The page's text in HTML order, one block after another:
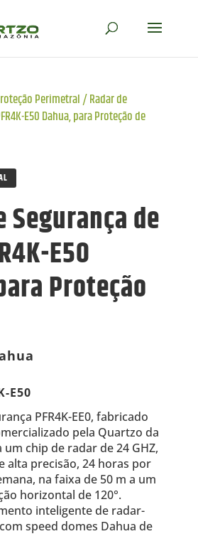
Perimetral/Radar de
E50 Dahua, para Proteção de
Segurança de
E50
Proteção
E50
PFR4K-EE0, fabricado
pela Quartzo da
chip de radar de 24 GHZ,
alta precisão, 24 horas por
na faixa de 50 m a um
horizontal de 120°.
inteligente de radar-
speed domes Dahua de